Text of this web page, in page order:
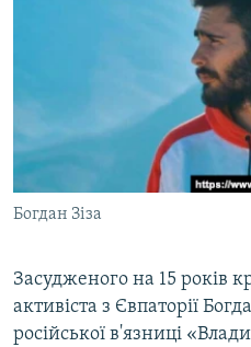
СВІДЧЕННЯ ОКУПАЦІЇ
УКРАЇНСЬКА ПРОБЛЕМА КРИМУ
ЯК ОБІЙТИ БЛОКУВАННЯ
Qırımtatar
Усі сайти RFE/RL
Богдан Зіза
Засудженого на 15 років
активіста з Євпаторії
російської в'язниці